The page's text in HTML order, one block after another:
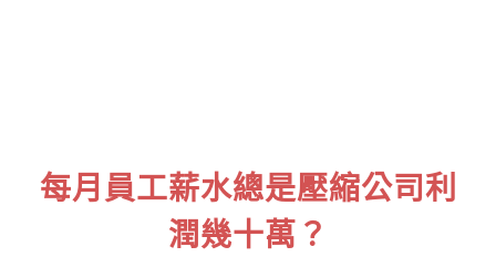
每月員工薪水總是壓縮公司利
潤幾十萬？